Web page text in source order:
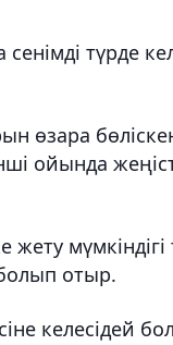
сенімді түрде
өзара
ойында
мүмкіндігі
отыр.
келесідей